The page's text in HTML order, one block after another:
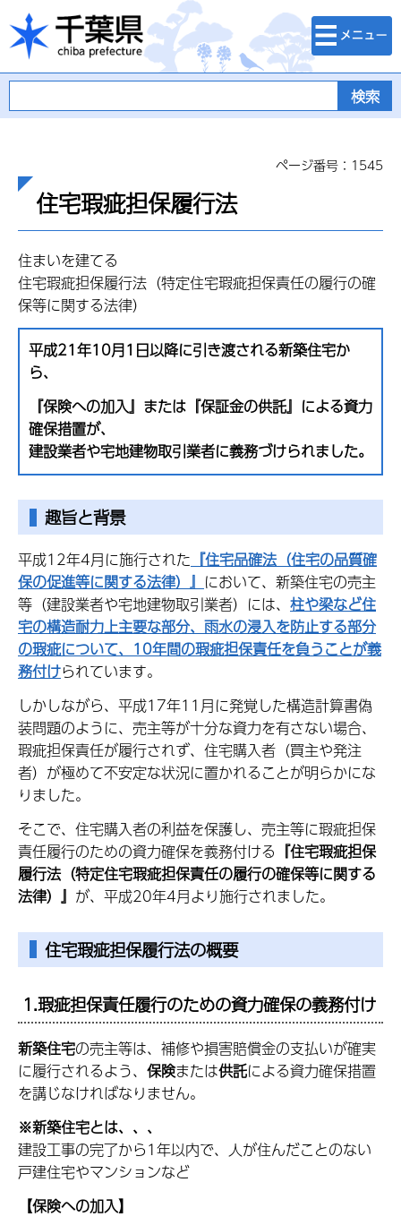
千葉県
検索・メニュ
ー
ページ番号：1545
住宅瑕疵担保履行法
住まいを建てる
住宅瑕疵担保履行法（特定住宅瑕疵担保責任の履行の確
保等に関する法律）
平成21年10月1日以降に引き渡される新築住宅か
ら、
『保険への加入』または『保証金の供託』による資力
確保措置が、
建設業者や宅地建物取引業者に義務づけられました。
趣旨と背景
平成12年4月に施行された 『住宅品確法（住宅の品質確
保の促進等に関する法律）』 において、新築住宅の売主
等（建設業者や宅地建物取引業者）には、 柱や梁など住
宅の構造耐力上主要な部分、雨水の浸入を防止する部分
の瑕疵について、10年間の瑕疵担保責任を負うことが義
務付けられています。
しかしながら、平成17年11月に発覚した構造計算書偽
装問題のように、売主等が十分な資力を有さない場合、
瑕疵担保責任が履行されず、住宅購入者（買主や発注
者）が極めて不安定な状況に置かれることが明らかにな
りました。
そこで、住宅購入者の利益を保護し、売主等に瑕疵担保
責任履行のための資力確保を義務付ける 『住宅瑕疵担保
履行法（特定住宅瑕疵担保責任の履行の確保等に関する
法律）』 が、平成20年4月より施行されました。
住宅瑕疵担保履行法の概要
1.瑕疵担保責任履行のための資力確保の義務付け
新築住宅の売主等は、補修や損害賠償金の支払いが確実
に履行されるよう、 保険または供託による資力確保措置
を講じなければなりません。
※新築住宅とは、、、
建設工事の完了から1年以内で、人が住んだことのない
戸建住宅やマンションなど
【保険への加入】